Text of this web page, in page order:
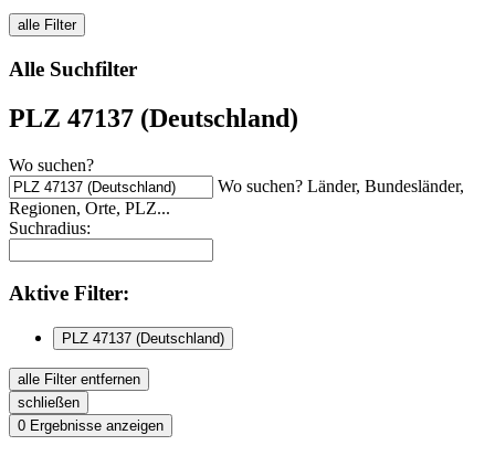
alle Filter
Alle Suchfilter
PLZ 47137 (Deutschland)
Wo suchen?
Wo suchen? Länder, Bundesländer,
Regionen, Orte, PLZ...
Suchradius:
Aktive Filter:
PLZ 47137 (Deutschland)
alle Filter entfernen
schließen
0 Ergebnisse anzeigen